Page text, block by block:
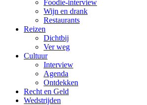
Foodie-interview
Wijn en drank
Restaurants
Reizen
Dichtbij
Ver weg
Cultuur
Interview
Agenda
Ontdekken
Recht en Geld
Wedstrijden